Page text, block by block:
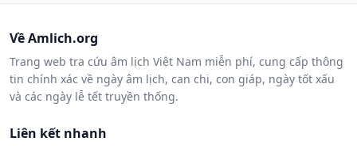
Về Amlich.org
Trang web tra cứu âm lịch Việt Nam miễn phí, cung cấp thông
tin chính xác về ngày âm lịch, can chi, con giáp, ngày tốt xấu
và các ngày lễ tết truyền thống.
Liên kết nhanh